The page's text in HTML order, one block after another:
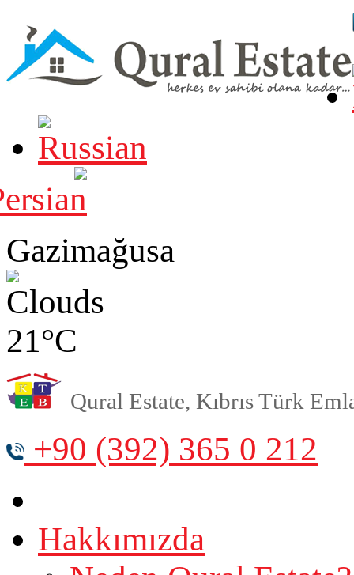
Gazimağusa
21°C
Qural Estate, Kıbrıs Türk
+90 (392) 365 0 212
Hakkımızda